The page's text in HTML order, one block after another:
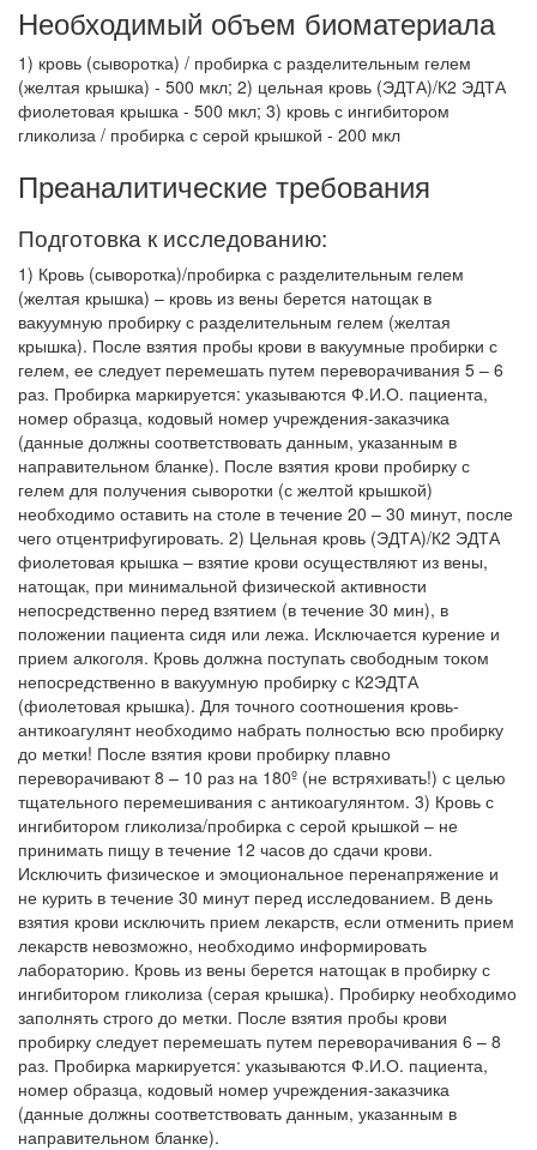
Необходимый объем биоматериала
1) кровь (сыворотка) / пробирка с разделительным гелем
(желтая крышка) - 500 мкл; 2) цельная кровь (ЭДТА)/К2 ЭДТА
фиолетовая крышка - 500 мкл; 3) кровь с ингибитором
гликолиза / пробирка с серой крышкой - 200 мкл
Преаналитические требования
Подготовка к исследованию:
1) Кровь (сыворотка)/пробирка с разделительным гелем
(желтая крышка) – кровь из вены берется натощак в
вакуумную пробирку с разделительным гелем (желтая
крышка). После взятия пробы крови в вакуумные пробирки с
гелем, ее следует перемешать путем переворачивания 5 – 6
раз. Пробирка маркируется: указываются Ф.И.О. пациента,
номер образца, кодовый номер учреждения-заказчика
(данные должны соответствовать данным, указанным в
направительном бланке). После взятия крови пробирку с
гелем для получения сыворотки (с желтой крышкой)
необходимо оставить на столе в течение 20 – 30 минут, после
чего отцентрифугировать. 2) Цельная кровь (ЭДТА)/К2 ЭДТА
фиолетовая крышка – взятие крови осуществляют из вены,
натощак, при минимальной физической активности
непосредственно перед взятием (в течение 30 мин), в
положении пациента сидя или лежа. Исключается курение и
прием алкоголя. Кровь должна поступать свободным током
непосредственно в вакуумную пробирку с К2ЭДТА
(фиолетовая крышка). Для точного соотношения кровь-
антикоагулянт необходимо набрать полностью всю пробирку
до метки! После взятия крови пробирку плавно
переворачивают 8 – 10 раз на 180º (не встряхивать!) с целью
тщательного перемешивания с антикоагулянтом. 3) Кровь с
ингибитором гликолиза/пробирка с серой крышкой – не
принимать пищу в течение 12 часов до сдачи крови.
Исключить физическое и эмоциональное перенапряжение и
не курить в течение 30 минут перед исследованием. В день
взятия крови исключить прием лекарств, если отменить прием
лекарств невозможно, необходимо информировать
лабораторию. Кровь из вены берется натощак в пробирку с
ингибитором гликолиза (серая крышка). Пробирку необходимо
заполнять строго до метки. После взятия пробы крови
пробирку следует перемешать путем переворачивания 6 – 8
раз. Пробирка маркируется: указываются Ф.И.О. пациента,
номер образца, кодовый номер учреждения-заказчика
(данные должны соответствовать данным, указанным в
направительном бланке).